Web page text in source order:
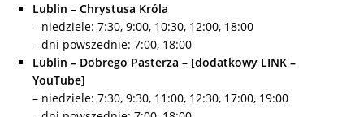
Lublin – Chrystusa Króla
– niedziele: 7:30, 9:00, 10:30, 12:00, 18:00
– dni powszednie: 7:00, 18:00
Lublin – Dobrego Pasterza – [dodatkowy LINK –
YouTube]
– niedziele: 7:30, 9:30, 11:00, 12:30, 17:00, 19:00